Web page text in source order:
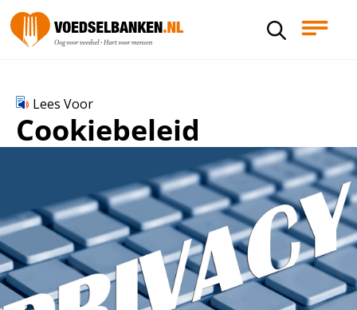
Lees Voor
Cookiebeleid